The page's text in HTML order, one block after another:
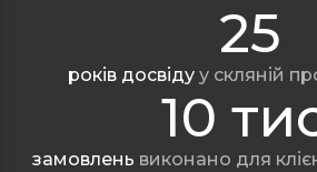
25
років досвіду у скляній
10
замовлень виконано для